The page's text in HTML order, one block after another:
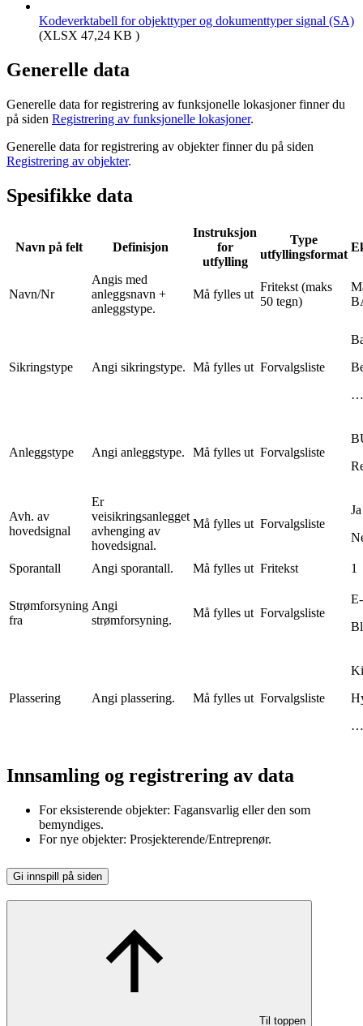
Kodeverktabell for objekttyper og dokumenttyper signal (SA)
(XLSX 47,24 KB )
Generelle data
Generelle data for registrering av funksjonelle lokasjoner finner du
på siden Registrering av funksjonelle lokasjoner.
Generelle data for registrering av objekter finner du på siden
Registrering av objekter.
Spesifikke data
Navn på felt Definisjon
Instruksjon
for
utfylling
Type
utfyllingsformat
Navn/Nr
Angis med
anleggsnavn +
anleggstype.
Må fylles ut
Fritekst (maks
50 tegn)
Sikringstype Angi sikringstype. Må fylles ut Forvalgsliste
…
Anleggstype Angi anleggstype. Må fylles ut Forvalgsliste
Avh. av
hovedsignal
Er
veisikringsanlegget
avhenging av
hovedsignal.
Må fylles ut Forvalgsliste
Ja
Sporantall Angi sporantall. Må fylles ut Fritekst 1
Strømforsyning
fra
Angi
strømforsyning.
Må fylles ut Forvalgsliste
Plassering Angi plassering. Må fylles ut Forvalgsliste
…
Innsamling og registrering av data
For eksisterende objekter: Fagansvarlig eller den som
bemyndiges.
For nye objekter: Prosjekterende/Entreprenør.
Gi innspill på siden
Til toppen